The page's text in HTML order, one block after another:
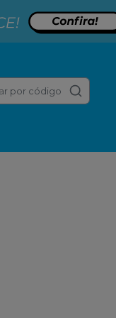
por código